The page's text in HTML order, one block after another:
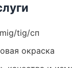
tig/сп
окраска